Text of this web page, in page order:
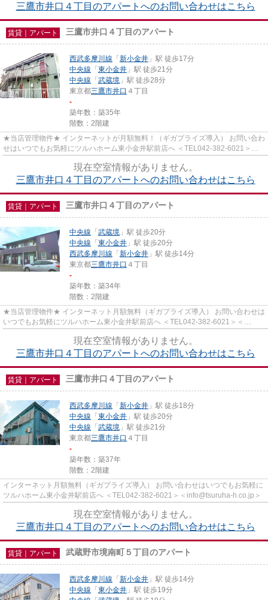
三鷹市井口４丁目のアパートへのお問い合わせはこちら
賃貸｜アパート 三鷹市井口４丁目のアパート
西武多摩川線 「 新小金井 」駅 徒歩17分
中央線 「 東小金井 」駅 徒歩21分
中央線 「 武蔵境 」駅 徒歩28分
東京都三鷹市井口 ４丁目
-
築年数：築35年
階数：2階建
★当店管理物件★ インターネットが月額無料！（ギガプライズ導入） お問い合わ
せはいつでもお気軽にツルハホーム東小金井駅前店へ ＜TEL042-382-6021＞＜
現在空室情報がありません。
三鷹市井口４丁目のアパートへのお問い合わせはこちら
賃貸｜アパート 三鷹市井口４丁目のアパート
中央線 「 武蔵境 」駅 徒歩20分
中央線 「 東小金井 」駅 徒歩20分
西武多摩川線 「 新小金井 」駅 徒歩14分
東京都三鷹市井口 ４丁目
-
築年数：築34年
階数：2階建
★当店管理物件★ インターネット月額無料（ギガプライズ導入） お問い合わせは
いつでもお気軽にツルハホーム東小金井駅前店へ ＜TEL042-382-6021＞＜
現在空室情報がありません。
三鷹市井口４丁目のアパートへのお問い合わせはこちら
賃貸｜アパート 三鷹市井口４丁目のアパート
西武多摩川線 「 新小金井 」駅 徒歩18分
中央線 「 東小金井 」駅 徒歩20分
中央線 「 武蔵境 」駅 徒歩21分
東京都三鷹市井口 ４丁目
-
築年数：築37年
階数：2階建
インターネット月額無料（ギガプライズ導入） お問い合わせはいつでもお気軽に
ツルハホーム東小金井駅前店へ ＜TEL042-382-6021＞＜info@tsuruha-h.co.jp＞
現在空室情報がありません。
三鷹市井口４丁目のアパートへのお問い合わせはこちら
賃貸｜アパート 武蔵野市境南町５丁目のアパート
西武多摩川線 「 新小金井 」駅 徒歩14分
中央線 「 東小金井 」駅 徒歩19分